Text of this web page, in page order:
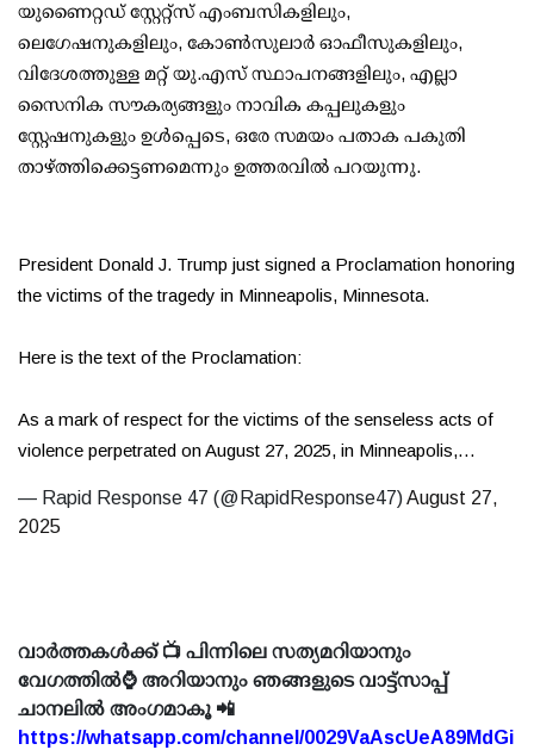
യുണൈറ്റഡ് സ്റ്റേറ്റ്‌സ് എംബസികളിലും,
ലെഗേഷനുകളിലും, കോണ്‍സുലാര്‍ ഓഫീസുകളിലും,
വിദേശത്തുള്ള മറ്റ് യു.എസ് സ്ഥാപനങ്ങളിലും, എല്ലാ
സൈനിക സൗകര്യങ്ങളും നാവിക കപ്പലുകളും
സ്റ്റേഷനുകളും ഉള്‍പ്പെടെ, ഒരേ സമയം പതാക പകുതി
താഴ്ത്തിക്കെട്ടണമെന്നും ഉത്തരവില്‍ പറയുന്നു.
President Donald J. Trump just signed a Proclamation honoring
the victims of the tragedy in Minneapolis, Minnesota.
Here is the text of the Proclamation:
As a mark of respect for the victims of the senseless acts of
violence perpetrated on August 27, 2025, in Minneapolis,…
— Rapid Response 47 (@RapidResponse47)August 27,
2025
വാർത്തകൾക്ക് 📺 പിന്നിലെ സത്യമറിയാനും
വേഗത്തിൽ⌚ അറിയാനും ഞങ്ങളുടെ വാട്ട്സാപ്പ്
ചാനലിൽ അംഗമാകൂ 📲
https://whatsapp.com/channel/0029VaAscUeA89MdGi